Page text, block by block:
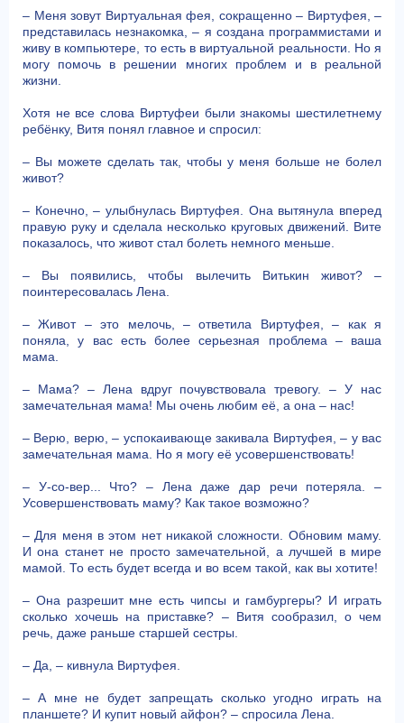
– Меня зовут Виртуальная фея, сокращенно – Виртуфея, –
представилась незнакомка, – я создана программистами и
живу в компьютере, то есть в виртуальной реальности. Но я
могу помочь в решении многих проблем и в реальной
жизни.
Хотя не все слова Виртуфеи были знакомы шестилетнему
ребёнку, Витя понял главное и спросил:
– Вы можете сделать так, чтобы у меня больше не болел
живот?
– Конечно, – улыбнулась Виртуфея. Она вытянула вперед
правую руку и сделала несколько круговых движений. Вите
показалось, что живот стал болеть немного меньше.
– Вы появились, чтобы вылечить Витькин живот? –
поинтересовалась Лена.
– Живот – это мелочь, – ответила Виртуфея, – как я
поняла, у вас есть более серьезная проблема – ваша
мама.
– Мама? – Лена вдруг почувствовала тревогу. – У нас
замечательная мама! Мы очень любим её, а она – нас!
– Верю, верю, – успокаивающе закивала Виртуфея, – у вас
замечательная мама. Но я могу её усовершенствовать!
– У-со-вер... Что? – Лена даже дар речи потеряла. –
Усовершенствовать маму? Как такое возможно?
– Для меня в этом нет никакой сложности. Обновим маму.
И она станет не просто замечательной, а лучшей в мире
мамой. То есть будет всегда и во всем такой, как вы хотите!
– Она разрешит мне есть чипсы и гамбургеры? И играть
сколько хочешь на приставке? – Витя сообразил, о чем
речь, даже раньше старшей сестры.
– Да, – кивнула Виртуфея.
– А мне не будет запрещать сколько угодно играть на
планшете? И купит новый айфон? – спросила Лена.